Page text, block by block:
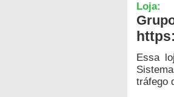
Loja:
Essa
tráfego